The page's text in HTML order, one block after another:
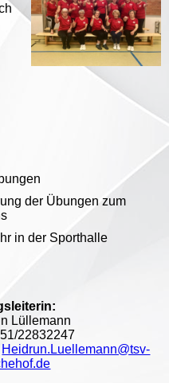
der Übungen zum
in der Sporthalle
Lüllemann
22832247
Heidrun.Luellemann@tsv-